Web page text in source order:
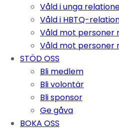
Våld i unga
Våld i HBTQ-
Våld mot personer
Våld mot personer
STÖD OSS
Bli medlem
Bli volontär
Bli sponsor
Ge gåva
BOKA OSS